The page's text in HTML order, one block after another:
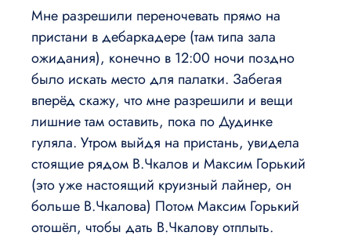
Мне разрешили переночевать прямо на
пристани в дебаркадере (там типа зала
ожидания), конечно в 12:00 ночи поздно
было искать место для палатки. Забегая
вперёд скажу, что мне разрешили и вещи
лишние там оставить, пока по Дудинке
гуляла. Утром выйдя на пристань, увидела
стоящие рядом В.Чкалов и Максим Горький
(это уже настоящий круизный лайнер, он
больше В.Чкалова) Потом Максим Горький
отошёл, чтобы дать В.Чкалову отплыть.